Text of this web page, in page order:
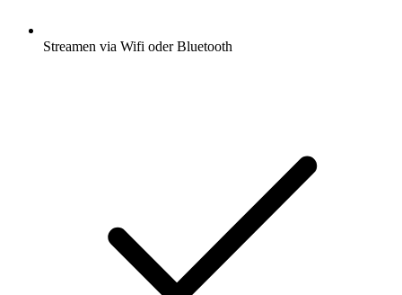
Streamen via Wifi oder Bluetooth